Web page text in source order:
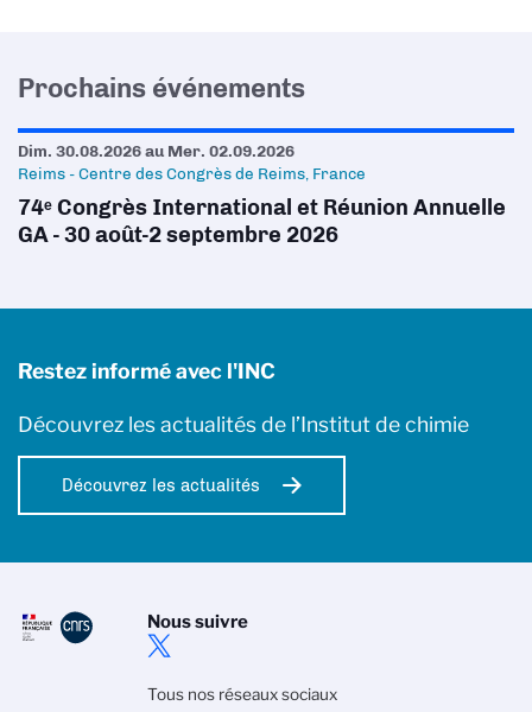
Prochains événements
Dim. 30.08.2026au Mer. 02.09.2026
Reims - Centre des Congrès de Reims, France
74ᵉ Congrès International et Réunion Annuelle
GA - 30 août-2 septembre 2026
Restez informé avec l'INC
Découvrez les actualités de l’Institut de chimie
Découvrez les actualités
Nous suivre
Tous nos réseaux sociaux